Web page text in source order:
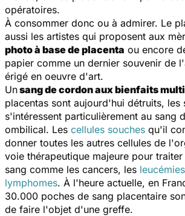
opératoires.
À consommer donc ou à admirer. Le
aussi les artistes qui proposent aux
photo à base de placenta ou encore
papier comme un dernier souvenir de
érigé en oeuvre d'art.
Unsang de cordon aux bienfaits
placentas sont aujourd'hui détruits, les
s'intéressent particulièrement au sang
ombilical. Les cellules souches qu'il
donner toutes les autres cellules de
voie thérapeutique majeure pour
sang comme les cancers, les leucémies
lymphomes. À l'heure actuelle, en
30.000 poches de sang placentaire
de faire l'objet d'une greffe.